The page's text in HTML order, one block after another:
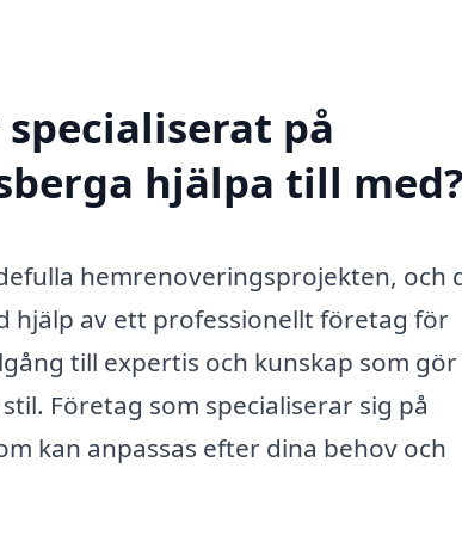
på
hjälpa till med?
hemrenoveringsprojekten, och
hjälp av ett professionellt företag för
till expertis och kunskap som
Företag som specialiserar sig på
kan anpassas efter dina behov och